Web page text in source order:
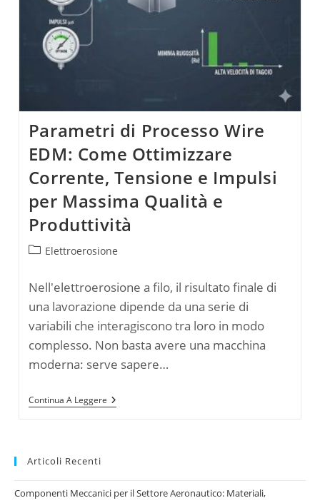
Parametri di Processo Wire
EDM: Come Ottimizzare
Corrente, Tensione e Impulsi
per Massima Qualità e
Produttività
Categoria
Elettroerosione
Nell'elettroerosione a filo, il risultato finale di
una lavorazione dipende da una serie di
variabili che interagiscono tra loro in modo
complesso. Non basta avere una macchina
moderna: serve sapere…
Continua A LeggereParametri
Di
Tensione
Articoli Recenti
Componenti Meccanici per il Settore Aeronautico: Materiali,